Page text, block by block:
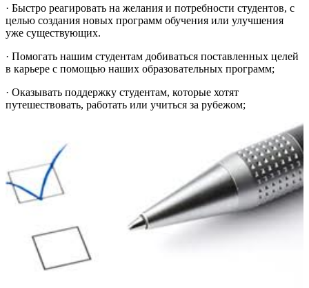
· Быстро реагировать на желания и потребности студентов, с
целью создания новых программ обучения или улучшения
уже существующих.
· Помогать нашим студентам добиваться поставленных целей
в карьере с помощью наших образовательных программ;
· Оказывать поддержку студентам, которые хотят
путешествовать, работать или учиться за рубежом;